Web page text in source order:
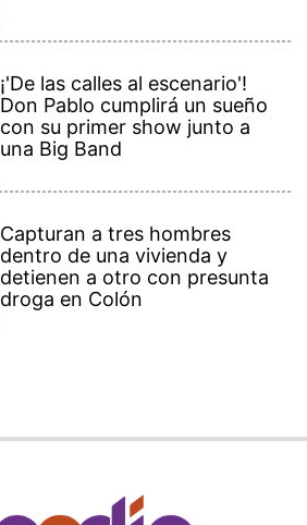
¡'De las calles al escenario'!
Don Pablo cumplirá un sueño
con su primer show junto a
una Big Band
Capturan a tres hombres
dentro de una vivienda y
detienen a otro con presunta
droga en Colón